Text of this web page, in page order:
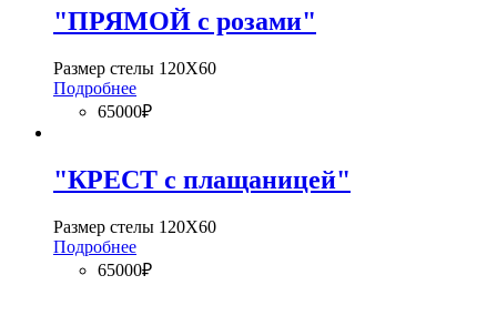
"ПРЯМОЙ с розами"
Размер стелы 120Х60
Подробнее
65000₽
"КРЕСТ с плащаницей"
Размер стелы 120Х60
Подробнее
65000₽